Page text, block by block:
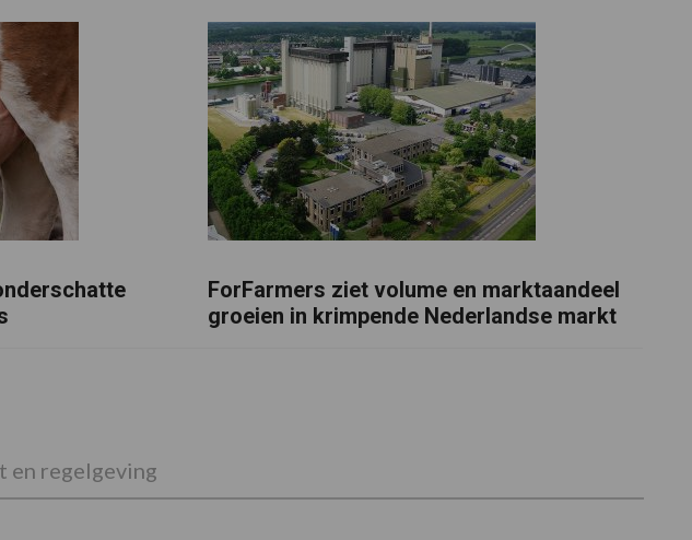
ForFarmers ziet volume en marktaandeel
groeien in krimpende Nederlandse markt
en regelgeving